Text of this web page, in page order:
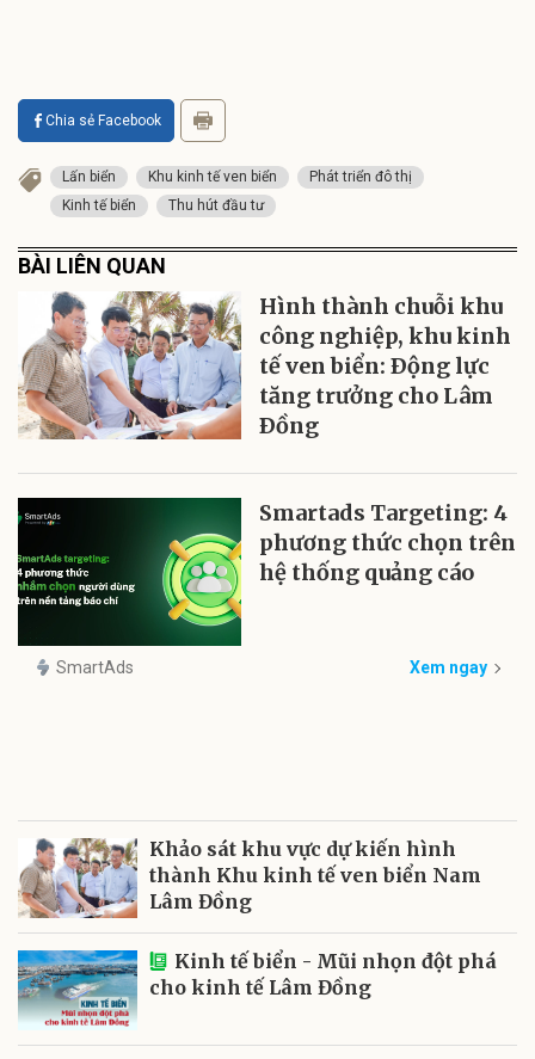
Chia sẻ Facebook
Lấn biển Khu kinh tế ven biển
Phát triển đô thị
Kinh tế biển
Thu hút đầu tư
BÀI LIÊN QUAN
Hình thành chuỗi khu
công nghiệp, khu kinh
tế ven biển: Ðộng lực
tăng trưởng cho Lâm
Ðồng
Smartads Targeting: 4
phương thức chọn trên
hệ thống quảng cáo
SmartAds Xem ngay
Khảo sát khu vực dự kiến hình
thành Khu kinh tế ven biển Nam
Lâm Đồng
Kinh tế biển - Mũi nhọn đột phá
cho kinh tế Lâm Đồng